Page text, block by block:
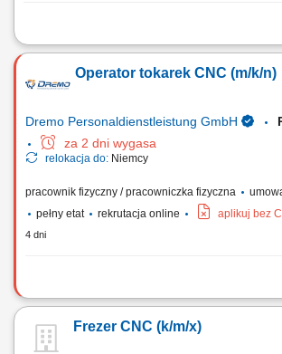
Twoje obowiązki: Obsługa maszyn CNC
detali oraz półfabrykatów w obrabiarce
procesu obróbki CNC Zgłaszanie usterek,
Operator tokarek CNC (m/k/n)
Dremo Personaldienstleistung GmbH
za 2 dni wygasa
relokacja do: Niemcy
pracownik fizyczny / pracowniczka fizyczna
pełny etat
rekrutacja online aplikuj bez
4 dni
Obowiązki: Obsługa 3- i 5-osiowych centrów
przebiegu programów oraz wprowadzanie
Samodzielne przygotowanie narzędzi, w tym
Frezer CNC (k/m/x)